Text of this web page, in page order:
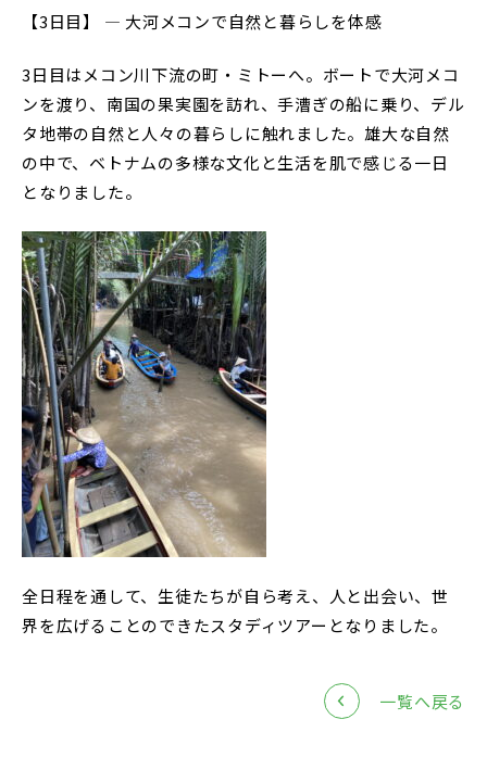
【3日目】 ― 大河メコンで自然と暮らしを体感
3日目はメコン川下流の町・ミトーへ。ボートで大河メコ
ンを渡り、南国の果実園を訪れ、手漕ぎの船に乗り、デル
タ地帯の自然と人々の暮らしに触れました。雄大な自然
の中で、ベトナムの多様な文化と生活を肌で感じる一日
となりました。
全日程を通して、生徒たちが自ら考え、人と出会い、世
界を広げることのできたスタディツアーとなりました。
一覧へ戻る